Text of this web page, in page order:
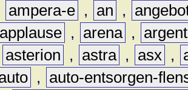
ampera-e , an ,
applause , arena ,
asterion , astra , asx ,
,
auto-entsorgen-